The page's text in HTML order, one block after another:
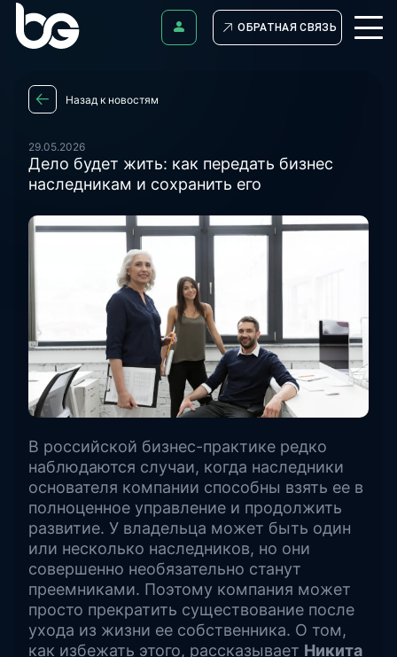
ОБРАТНАЯ СВЯЗЬ
Назад к новостям
29.05.2026
Дело будет жить: как передать бизнес
наследникам и сохранить его
В российской бизнес-практике редко
наблюдаются случаи, когда наследники
основателя компании способны взять ее в
полноценное управление и продолжить
развитие. У владельца может быть один
или несколько наследников, но они
совершенно необязательно станут
преемниками. Поэтому компания может
просто прекратить существование после
ухода из жизни ее собственника. О том,
как избежать этого, рассказывает Никита